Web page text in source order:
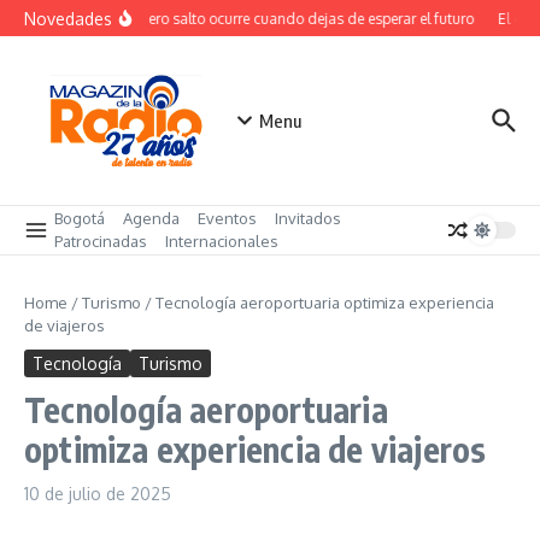
Saltar al contenido
NovedadesEl verdadero salto ocurre cuando dejas de esperar el futuro El
Menu
Bogotá Agenda Eventos
Invitados
Patrocinadas
Internacionales
Home /Turismo /Tecnología aeroportuaria optimiza experiencia
de viajeros
Tecnología Turismo
Tecnología aeroportuaria
optimiza experiencia de viajeros
10 de julio de 2025